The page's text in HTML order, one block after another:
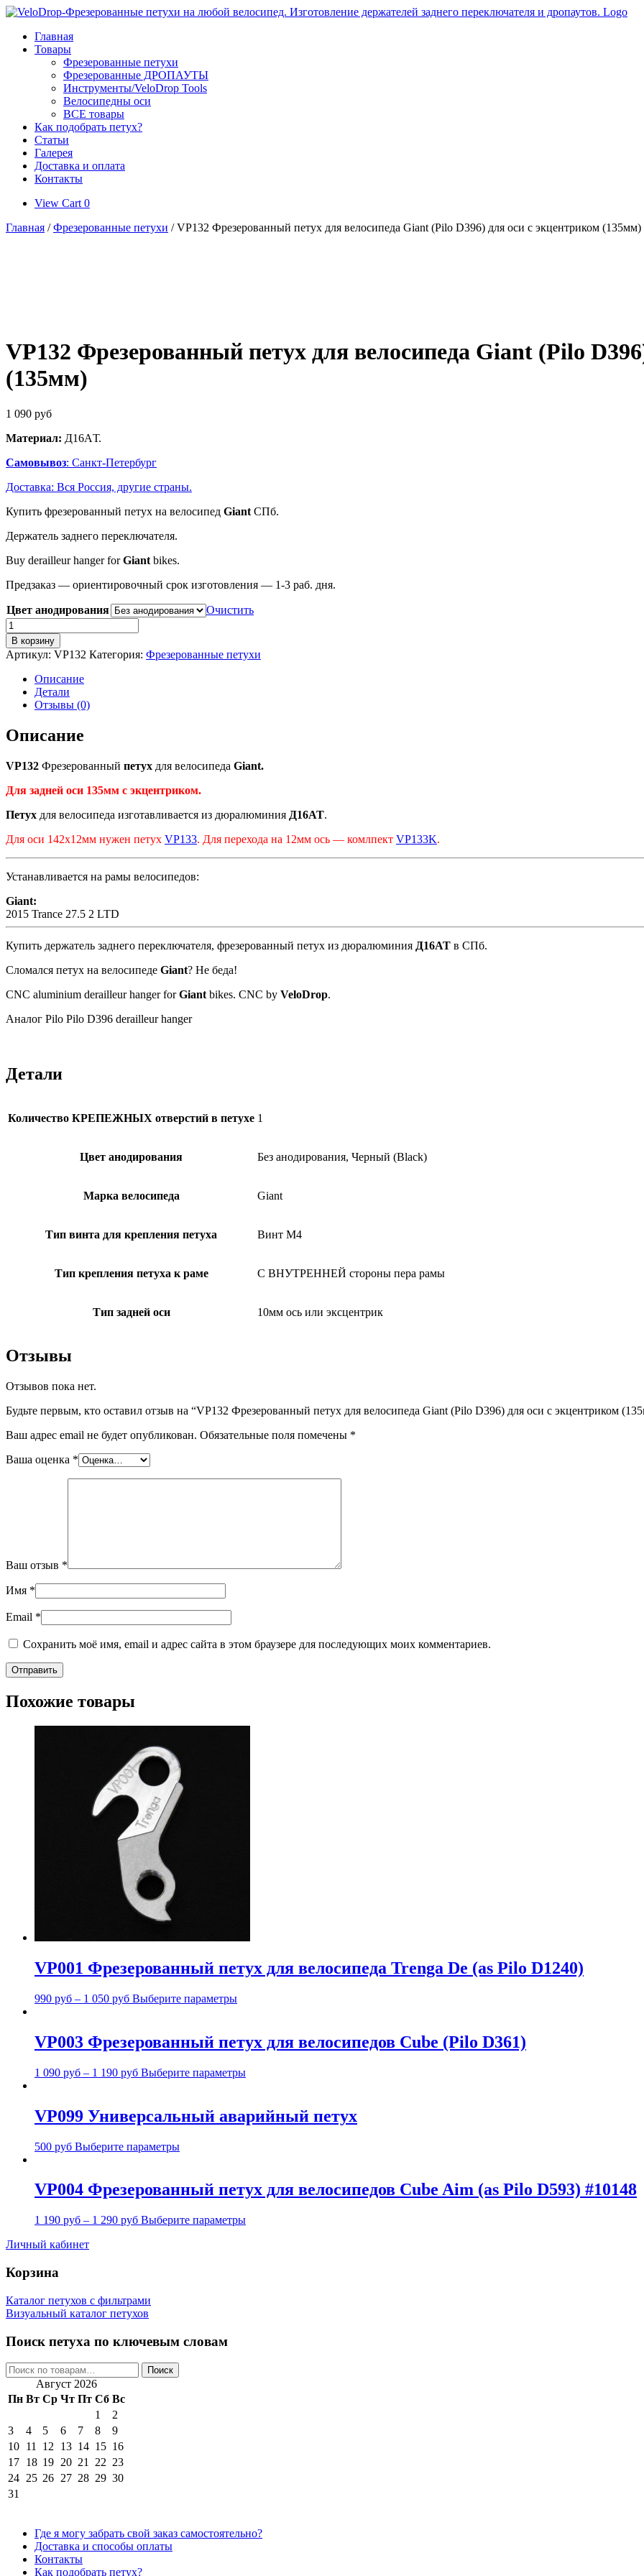
Skip
contentГлавная
Товары
Фрезерованные петухи
Фрезерованные ДРОПАУТЫ
Инструменты/VeloDrop Tools
Велосипедны оси
ВСЕ товары
Как подобрать петух?
Статьи
Галерея
Доставка и оплата
Контакты
View
cart
View Cart 0
Главная /Фрезерованные петухи / VP132 Фрезерованный петух для велосипеда Giant (Pilo D396) для оси с экцентриком (135мм)
VP132 Фрезерованный петух для велосипеда Giant (Pilo
(135мм)
1 090 руб
Материал: Д16AТ.
Самовывоз: Санкт-Петербург
Доставка: Вся Россия, другие страны.
Купить фрезерованный петух на велосипед Giant СПб.
Держатель заднего переключателя.
Buy derailleur hanger forGiant bikes.
Предзаказ — ориентировочный срок изготовления — 1-3 раб. дня.
Цвет анодирования
Очистить
Количество
товара
VP132
Фрезерованный
петух
велосипеда
(Pilo
D396)
оси
экцентриком
В корзину
Артикул: VP132 Категория: Фрезерованные петухи
Описание
Детали
Отзывы (0)
Описание
VP132 Фрезерованный петух для велосипеда Giant.
Для задней оси 135мм с экцентриком.
Петух для велосипеда изготавливается из дюралюминия Д16АТ.
Для оси 142х12мм нужен петух VP133. Для перехода на 12мм ось — комлпект VP133K.
Устанавливается на рамы велосипедов:
Giant:
2015 Trance 27.5 2 LTD
Купить держатель заднего переключателя, фрезерованный петух из дюралюминия Д16АТ в СПб.
Сломался петух на велосипеде Giant? Не беда!
CNC aluminium derailleur hanger forGiant bikes. CNC by VeloDrop.
Аналог Pilo Pilo D396 derailleur hanger
Детали
Количество КРЕПЕЖНЫХ отверстий в петухе 1
Цвет анодирования Без анодирования, Черный (Black)
Марка велосипеда Giant
Тип винта для крепления петуха Винт M4
Тип крепления петуха к раме С ВНУТРЕННЕЙ стороны пера рамы
Тип задней оси 10мм ось или эксцентрик
Отзывы
Отзывов пока нет.
Будьте первым, кто оставил отзыв на “VP132 Фрезерованный петух для велосипеда Giant (Pilo D396) для оси с экцентриком
Ваш адрес email не будет опубликован. Обязательные поля помечены *
Ваша оценка *
Ваш отзыв *
Имя *
Email *
Сохранить моё имя, email и адрес сайта в этом браузере для последующих моих комментариев.
Похожие товары
VP001 Фрезерованный петух для велосипеда Trenga De (as Pilo D1240)
990 руб – 1 050 руб Выберите параметры
VP003 Фрезерованный петух для велосипедов Cube (Pilo D361)
1 090 руб – 1 190 руб Выберите параметры
VP099 Универсальный аварийный петух
500 руб Выберите параметры
VP004 Фрезерованный петух для велосипедов Cube Aim (as Pilo D593) #10148
1 190 руб – 1 290 руб Выберите параметры
Личный кабинет
Корзина
Каталог петухов с фильтрами
Визуальный каталог петухов
Поиск петуха по ключевым словам
Искать: Поиск
Август 2026
Пн Вт Ср Чт Пт Сб Вс
1
2
3
4 5 6 7 8
9
10 11 12 13 14 15 16
17 18 19 20 21 22 23
24 25 26 27 28 29 30
31
Где я могу забрать свой заказ самостоятельно?
Доставка и способы оплаты
Контакты
Как подобрать петух?